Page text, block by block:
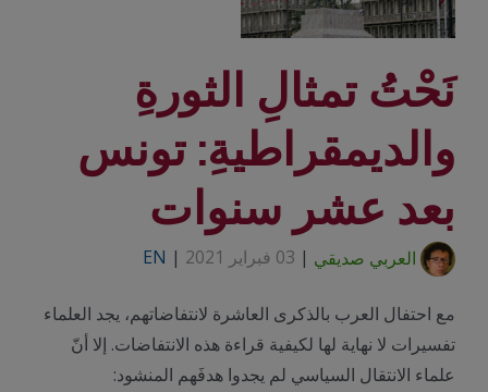
نَحْتُ تمثالِ الثورةِ
والديمقراطيةِ: تونس
بعد عشر سنوات
العربي صديقي | 03 فبراير 2021 |
EN
مع احتفال العرب بالذكرى العاشرة لانتفاضاتهم، يجد العلماء
تفسيرات لا نهاية لها لكيفية قراءة هذه الانتفاضات. إلا أنّ
علماء الانتقال السياسي لم يجدوا هدفَهم المنشود: